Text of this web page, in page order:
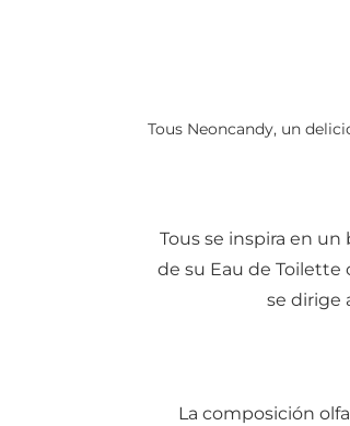
Tous Neoncandy, un
Tous se inspira en
de su Eau de Toilette
se dirige
La composición